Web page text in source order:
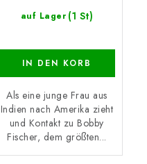
auf Lager (1 St)
IN DEN KORB
Als eine junge Frau aus
Indien nach Amerika zieht
und Kontakt zu Bobby
Fischer, dem größten...